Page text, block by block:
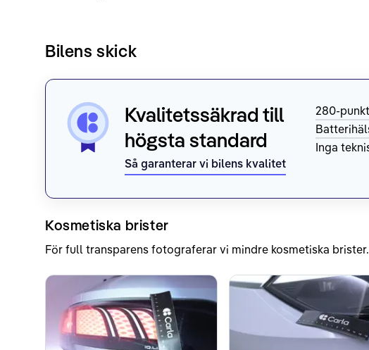
Bilens skick
Kvalitetssäkrad till
högsta standard
Så garanterar vi bilens kvalitet
280-
Inga
Kosmetiska brister
För full transparens fotograferar vi mindre kosmetiska brister.